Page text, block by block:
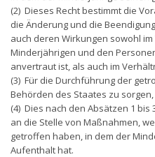
(2) Dieses Recht bestimmt die
die Änderung und die
auch deren Wirkungen sowohl
Minderjährigen und den
anvertraut ist, als auch im
(3) Für die Durchführung der
Behörden des Staates zu
(4) Dies nach den Absätzen 1
an die Stelle von Maßnahmen,
getroffen haben, in dem der
Aufenthalt hat.